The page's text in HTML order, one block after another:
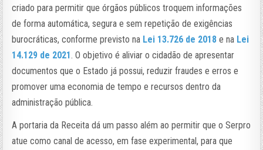
criado para permitir que órgãos públicos troquem informações
de forma automática, segura e sem repetição de exigências
burocráticas, conforme previsto na Lei 13.726 de 2018 e na Lei
14.129 de 2021. O objetivo é aliviar o cidadão de apresentar
documentos que o Estado já possui, reduzir fraudes e erros e
promover uma economia de tempo e recursos dentro da
administração pública.
A portaria da Receita dá um passo além ao permitir que o Serpro
atue como canal de acesso, em fase experimental, para que